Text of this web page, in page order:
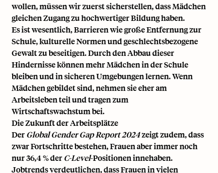
wollen, müssen wir zuerst sicherstellen, dass Mädchen
gleichen Zugang zu hochwertiger Bildung haben.
Es ist wesentlich, Barrieren wie große Entfernung zur
Schule, kulturelle Normen und geschlechtsbezogene
Gewalt zu beseitigen. Durch den Abbau dieser
Hindernisse können mehr Mädchen in der Schule
bleiben und in sicheren Umgebungen lernen. Wenn
Mädchen gebildet sind, nehmen sie eher am
Arbeitsleben teil und tragen zum
Wirtschaftswachstum bei.
Die Zukunft der Arbeitsplätze
DerGlobal Gender Gap Report 2024zeigt zudem, dass
zwar Fortschritte bestehen, Frauen aber immer noch
nur 36,4 % derC-Level-Positionen innehaben.
Jobtrends verdeutlichen, dass Frauen in vielen